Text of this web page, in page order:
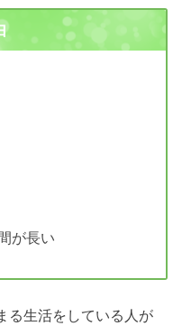
が長い
る生活をしている人が